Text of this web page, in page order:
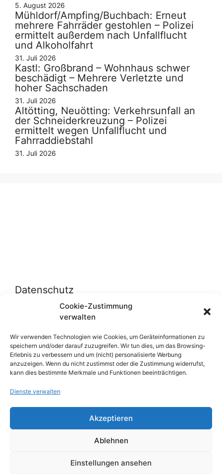
Cookie-Zustimmung
verwalten
Wir verwenden Technologien wie Cookies, um Geräteinformationen zu
speichern und/oder darauf zuzugreifen. Wir tun dies, um das Browsing-
Erlebnis zu verbessern und um (nicht) personalisierte Werbung
anzuzeigen. Wenn du nicht zustimmst oder die Zustimmung widerrufst,
kann dies bestimmte Merkmale und Funktionen beeinträchtigen.
Dienste verwalten
Akzeptieren
Ablehnen
Einstellungen ansehen
5. August 2026
Mühldorf/Ampfing/Buchbach: Erneut
mehrere Fahrräder gestohlen – Polizei
ermittelt außerdem nach Unfallflucht
und Alkoholfahrt
31. Juli 2026
Kastl: Großbrand – Wohnhaus schwer
beschädigt – Mehrere Verletzte und
hoher Sachschaden
31. Juli 2026
Altötting, Neuötting: Verkehrsunfall an
der Schneiderkreuzung – Polizei
ermittelt wegen Unfallflucht und
Fahrraddiebstahl
31. Juli 2026
Datenschutz
Datenschutzerklärung
Cookie-Richtlinie (EU)
Über uns
Impressum
Werben auf inn-sider
Einkaufen bei INN-SIDER-Partnern